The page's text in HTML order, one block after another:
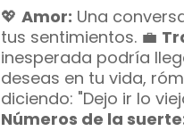
💖 Amor: Una
tus sentimientos. 💼
inesperada podría
deseas en tu vida,
diciendo: "Dejo ir lo
Números de la